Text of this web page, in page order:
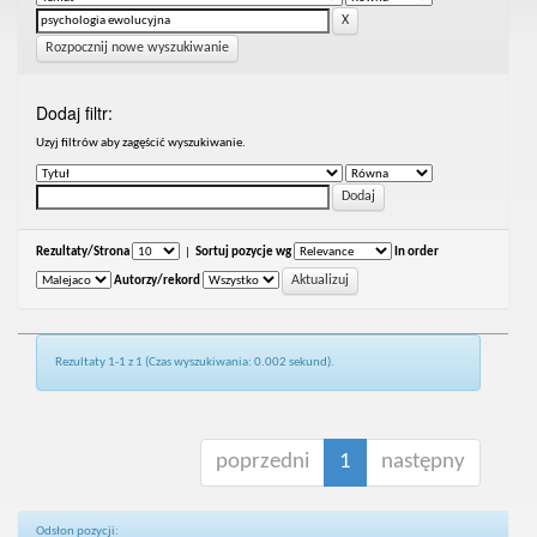
Rozpocznij nowe wyszukiwanie
Dodaj filtr:
Uzyj filtrów aby zagęścić wyszukiwanie.
Rezultaty/Strona Sortuj pozycje wg In order
Autorzy/rekord
Rezultaty 1-1 z 1 (Czas wyszukiwania: 0.002 sekund).
poprzedni 1 następny
Odsłon pozycji: